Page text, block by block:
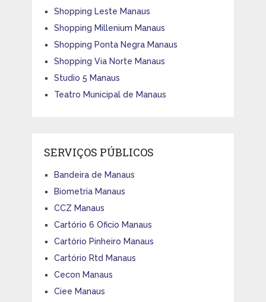
Shopping Leste Manaus
Shopping Millenium Manaus
Shopping Ponta Negra Manaus
Shopping Via Norte Manaus
Studio 5 Manaus
Teatro Municipal de Manaus
SERVIÇOS PÚBLICOS
Bandeira de Manaus
Biometria Manaus
CCZ Manaus
Cartório 6 Oficio Manaus
Cartório Pinheiro Manaus
Cartório Rtd Manaus
Cecon Manaus
Ciee Manaus